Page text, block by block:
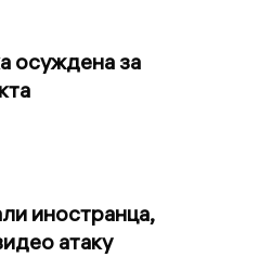
осуждена за
иностранца,
атаку